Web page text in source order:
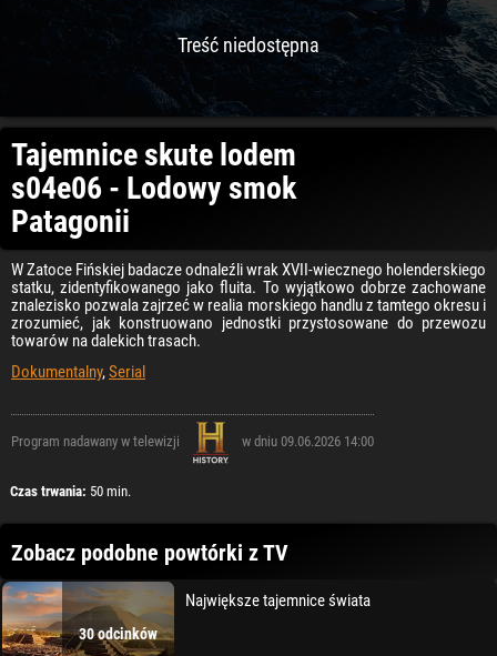
Treść niedostępna
Tajemnice skute lodem
s04e06 - Lodowy smok
Patagonii
W Zatoce Fińskiej badacze odnaleźli wrak XVII-wiecznego holenderskiego
statku, zidentyfikowanego jako fluita. To wyjątkowo dobrze zachowane
znalezisko pozwala zajrzeć w realia morskiego handlu z tamtego okresu i
zrozumieć, jak konstruowano jednostki przystosowane do przewozu
towarów na dalekich trasach.
Dokumentalny,Serial
Program nadawany w telewizji w dniu 09.06.2026 14:00
Czas trwania: 50 min.
Zobacz podobne powtórki z TV
30 odcinków
Największe tajemnice świata